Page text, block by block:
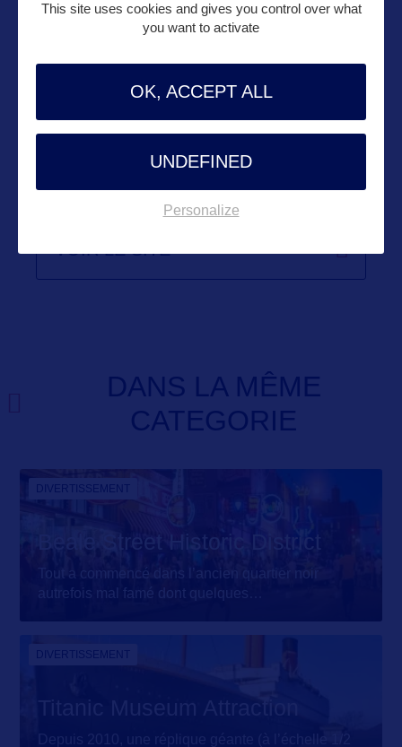
Suivre
VOIR LE SITE
DANS LA MÊME
CATEGORIE
DIVERTISSEMENT
Beale Street Historic District
Tout a commencé dans l’ancien quartier noir
autrefois mal famé dont quelques
DIVERTISSEMENT
This site uses cookies and gives you control over what
you want to activate
OK, ACCEPT ALL
UNDEFINED
Personalize